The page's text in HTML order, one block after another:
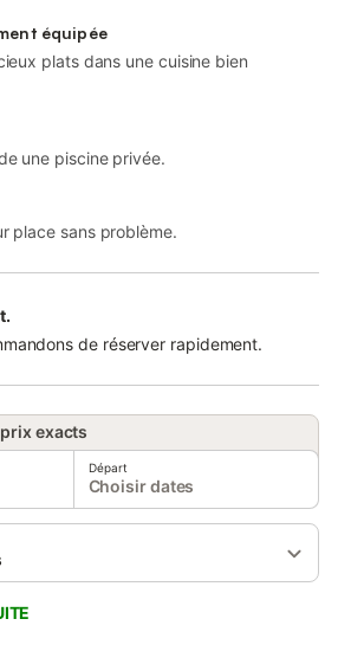
équipée
plats dans une cuisine bien
une piscine privée.
place sans problème.
de réserver rapidement.
exacts
Départ
Choisir dates